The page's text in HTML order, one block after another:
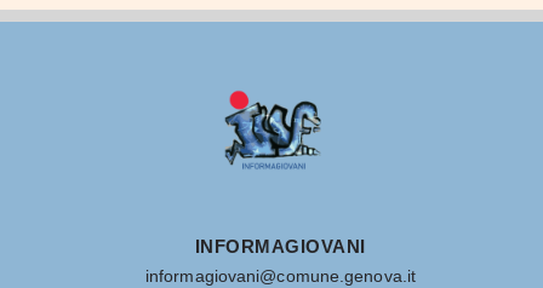
INFORMAGIOVANI
informagiovani@comune.genova.it